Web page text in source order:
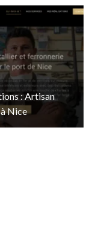
: Artisan
Nice